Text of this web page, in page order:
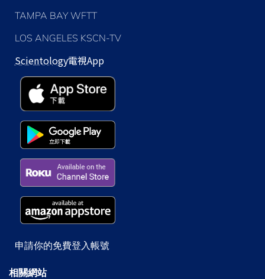
TAMPA BAY WFTT
LOS ANGELES KSCN-TV
Scientology電視App
申請你的免費登入帳號
相關網站